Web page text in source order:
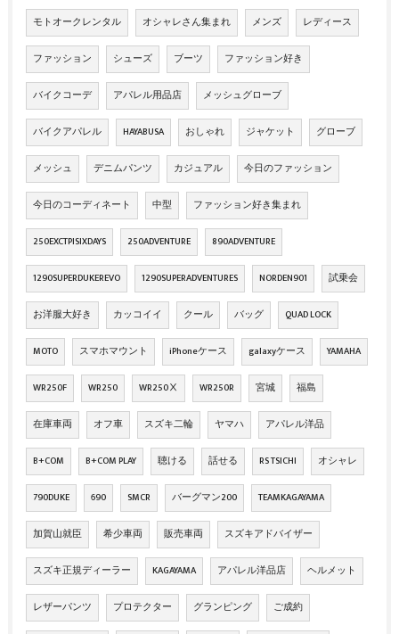
モトオークレンタル オシャレさん集まれ メンズ レディース
ファッション シューズ ブーツ ファッション好き
バイクコーデ アパレル用品店 メッシュグローブ
バイクアパレル HAYABUSA おしゃれ ジャケット グローブ
メッシュ デニムパンツ カジュアル 今日のファッション
今日のコーディネート 中型 ファッション好き集まれ
250EXCTPISIXDAYS 250ADVENTURE 890ADVENTURE
1290SUPERDUKEREVO 1290SUPERADVENTURES NORDEN901 試乗会
お洋服大好き カッコイイ クール バッグ QUAD LOCK
MOTO スマホマウント iPhoneケース galaxyケース YAMAHA
WR250F WR250 WR250Ⅹ WR250R 宮城 福島
在庫車両 オフ車 スズキ二輪 ヤマハ アパレル洋品
B+COM B+COM PLAY 聴ける 話せる RS TSICHI オシャレ
790DUKE 690 SMCR バーグマン200 TEAMKAGAYAMA
加賀山就臣 希少車両 販売車両 スズキアドバイザー
スズキ正規ディーラー KAGAYAMA アパレル洋品店 ヘルメット
レザーパンツ プロテクター グランピング ご成約